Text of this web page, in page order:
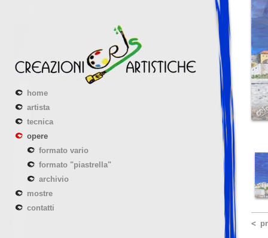
home
artista
tecnica
opere
formato vario
formato "piastrella"
archivio
mostre
contatti